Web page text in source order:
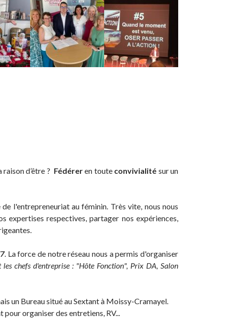
d’être ? Fédéreren toute convivialité sur un
l'entrepreneuriat au féminin. Très vite, nous nous
expertises respectives, partager nos expériences,
. La force de notre réseau nous a permis d'organiser
chefs d'entreprise : "Hôte Fonction", Prix DA, Salon
un Bureau situé au Sextant à Moissy-Cramayel.
organiser des entretiens, RV...